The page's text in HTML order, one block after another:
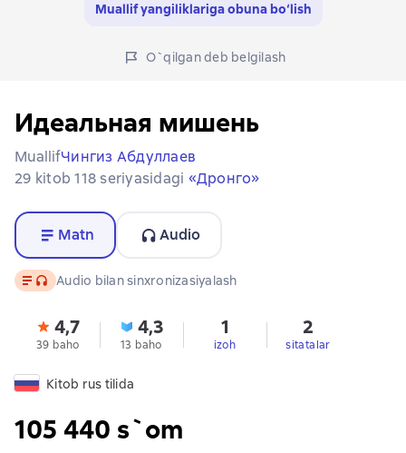
Muallif yangiliklariga obuna bo‘lish
O`qilgan deb belgilash
Идеальная мишень
MuallifЧингиз Абдуллаев
29 kitob 118 seriyasidagi «Дронго»
Matn Audio
Matn, audio format mavjud
Audio bilan sinxronizasiyalash
4,7
39 baho
4,3
13 baho
1
izoh
2
sitatalar
Kitob rus tilida
105 440 s`om